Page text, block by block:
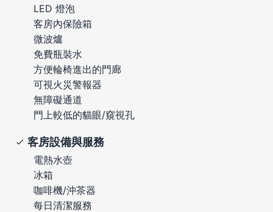
LED 燈泡
客房內保險箱
微波爐
免費瓶裝水
方便輪椅進出的門廊
可視火災警報器
無障礙通道
門上較低的貓眼/窺視孔
客房設備與服務
電熱水壺
冰箱
咖啡機/沖茶器
每日清潔服務